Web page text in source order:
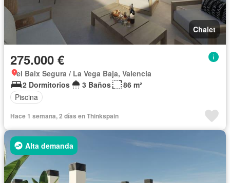
Chalet
275.000 €
el Baix Segura / La Vega Baja, Valencia
2 Dormitorios
3 Baños
86 m²
Piscina
Hace 1 semana, 2 días en Thinkspain
Alta demanda